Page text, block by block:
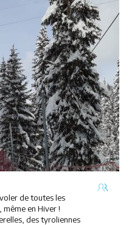
de toutes les
même en Hiver !
des tyroliennes